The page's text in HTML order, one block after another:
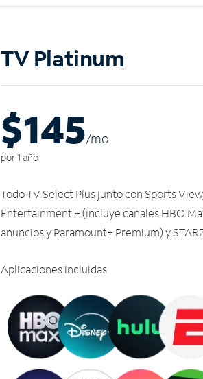
TV Platinum
$145/mo
por 1 año
Todo TV Select Plus junto con Sports
Entertainment + (incluye canales HBO
anuncios y Paramount+ Premium) y
Aplicaciones incluidas